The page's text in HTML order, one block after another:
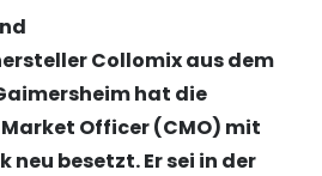
Collomix aus dem
hat die
Officer (CMO) mit
neu besetzt. Er sei in der